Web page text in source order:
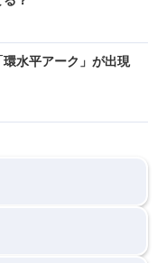
水平アーク」が出現